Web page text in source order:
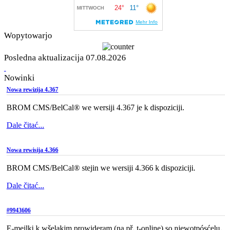
Wopytowarjo
Posledna aktualizacija 07.08.2026
Nowinki
Nowa rewizija 4.367
BROM CMS/BelCal® we wersiji 4.367 je k dispoziciji.
Dale čitać...
Nowa rewisija 4.366
BROM CMS/BelCal® stejin we wersiji 4.366 k dispoziciji.
Dale čitać...
#9943606